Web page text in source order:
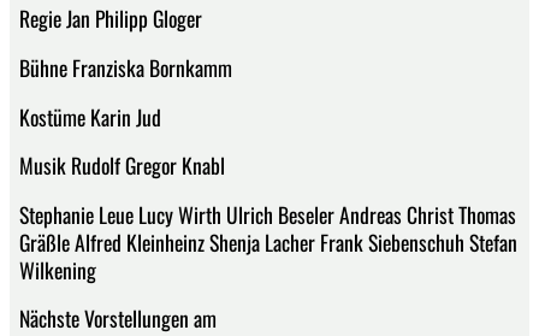
Regie Jan Philipp Gloger
Bühne Franziska Bornkamm
Kostüme Karin Jud
Musik Rudolf Gregor Knabl
Stephanie Leue Lucy Wirth Ulrich Beseler Andreas Christ Thomas
Gräßle Alfred Kleinheinz Shenja Lacher Frank Siebenschuh Stefan
Wilkening
Nächste Vorstellungen am